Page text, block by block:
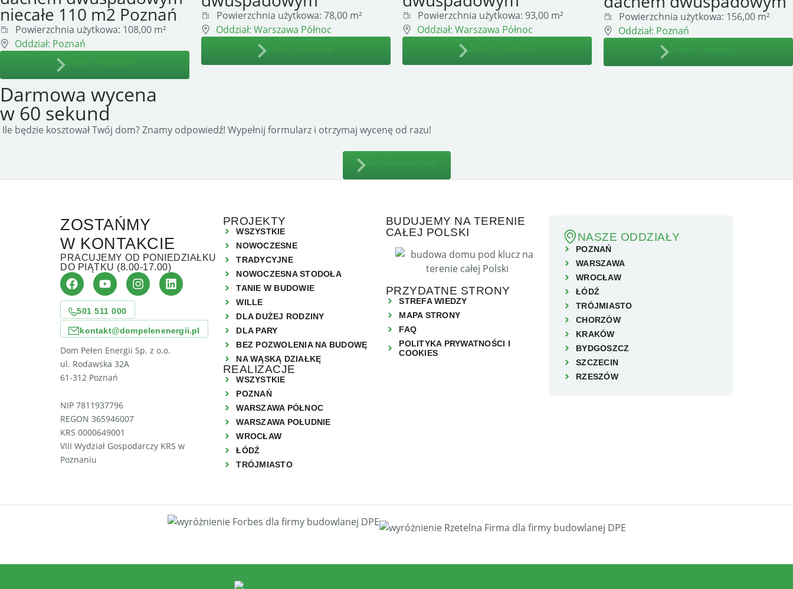
niecałe 110 m2 Poznań
Powierzchnia użytkowa: 108,00 m²
Oddział: Poznań
Zobacz realizację
Powierzchnia użytkowa: 78,00 m²
Oddział: Warszawa Północ
Zobacz realizację
Powierzchnia użytkowa: 93,00 m²
Oddział: Warszawa Północ
Zobacz realizację
Powierzchnia użytkowa: 156,00 m²
Oddział: Poznań
Zobacz realizację
Darmowa wycena
w 60 sekund
Ile będzie kosztował Twój dom? Znamy odpowiedź! Wypełnij formularz i otrzymaj wycenę od razu!
Bezpłatna wycena
ZOSTAŃMY
W KONTAKCIE
PRACUJEMY OD PONIEDZIAŁKU
DO PIĄTKU (8.00-17.00)
501 511 000
kontakt@dompelenenergii.pl
Dom Pełen Energii Sp. z o.o.
ul. Rodawska 32A
61-312 Poznań
NIP 7811937796
REGON 365946007
KRS 0000649001
VIII Wydział Gospodarczy KRS w
Poznaniu
PROJEKTY
WSZYSTKIE
NOWOCZESNE
TRADYCYJNE
NOWOCZESNA STODOŁA
TANIE W BUDOWIE
WILLE
DLA DUŻEJ RODZINY
DLA PARY
BEZ POZWOLENIA NA BUDOWĘ
NA WĄSKĄ DZIAŁKĘ
REALIZACJE
WSZYSTKIE
POZNAŃ
WARSZAWA PÓŁNOC
WARSZAWA POŁUDNIE
WROCŁAW
ŁÓDŹ
TRÓJMIASTO
BUDUJEMY NA TERENIE
CAŁEJ POLSKI
PRZYDATNE STRONY
STREFA WIEDZY
MAPA STRONY
FAQ
POLITYKA PRYWATNOŚCI I
COOKIES
NASZE ODDZIAŁY
POZNAŃ
WARSZAWA
WROCŁAW
ŁÓDŹ
TRÓJMIASTO
CHORZÓW
KRAKÓW
BYDGOSZCZ
SZCZECIN
RZESZÓW